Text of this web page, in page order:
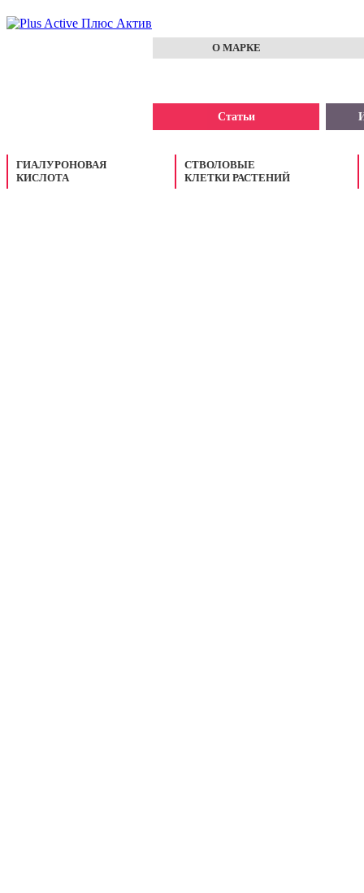
О МАРКЕ
Статьи
ГИАЛУРОНОВАЯ
КИСЛОТА
СТВОЛОВЫЕ
КЛЕТКИ РАСТЕНИЙ